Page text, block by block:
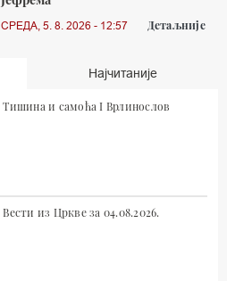
СРЕДА, 5. 8. 2026 - 12:57 Детаљније
Најчитаније
Тишина и самоћа I Врлинослов
Вести из Цркве за 04.08.2026.